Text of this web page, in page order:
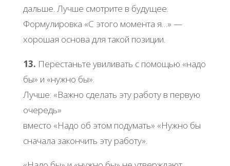
дальше. Лучше смотрите в будущее.
Формулировка «С этого момента я…» —
хорошая основа для такой позиции.
13. Перестаньте увиливать с помощью «надо
бы» и «нужно бы».
Лучше: «Важно сделать эту работу в первую
очередь»
вместо «Надо об этом подумать» «Нужно бы
сначала закончить эту работу».